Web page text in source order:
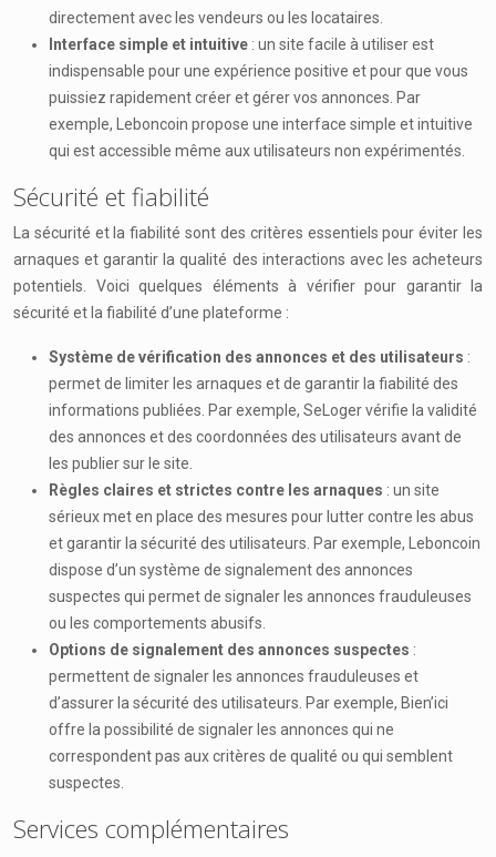
directement avec les vendeurs ou les locataires.
Interface simple et intuitive : un site facile à utiliser est
indispensable pour une expérience positive et pour que vous
puissiez rapidement créer et gérer vos annonces. Par
exemple, Leboncoin propose une interface simple et intuitive
qui est accessible même aux utilisateurs non expérimentés.
Sécurité et fiabilité
La sécurité et la fiabilité sont des critères essentiels pour éviter les
arnaques et garantir la qualité des interactions avec les acheteurs
potentiels. Voici quelques éléments à vérifier pour garantir la
sécurité et la fiabilité d’une plateforme :
Système de vérification des annonces et des utilisateurs :
permet de limiter les arnaques et de garantir la fiabilité des
informations publiées. Par exemple, SeLoger vérifie la validité
des annonces et des coordonnées des utilisateurs avant de
les publier sur le site.
Règles claires et strictes contre les arnaques : un site
sérieux met en place des mesures pour lutter contre les abus
et garantir la sécurité des utilisateurs. Par exemple, Leboncoin
dispose d’un système de signalement des annonces
suspectes qui permet de signaler les annonces frauduleuses
ou les comportements abusifs.
Options de signalement des annonces suspectes :
permettent de signaler les annonces frauduleuses et
d’assurer la sécurité des utilisateurs. Par exemple, Bien’ici
offre la possibilité de signaler les annonces qui ne
correspondent pas aux critères de qualité ou qui semblent
suspectes.
Services complémentaires